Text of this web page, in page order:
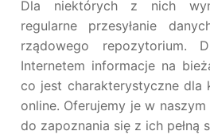
Dla niektórych z nich
regularne przesyłanie
rządowego repozytorium.
Internetem informacje na
co jest charakterystyczne dla
online. Oferujemy je w
do zapoznania się z ich pełną